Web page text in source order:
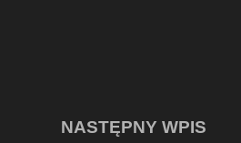
NASTĘPNY WPIS